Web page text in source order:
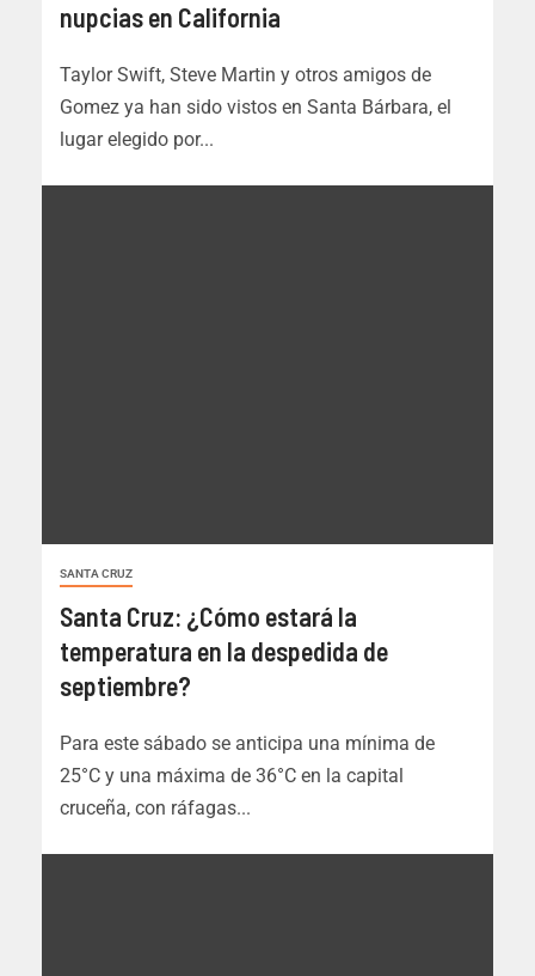
nupcias en California
Taylor Swift, Steve Martin y otros amigos de
Gomez ya han sido vistos en Santa Bárbara, el
lugar elegido por...
SANTA CRUZ
Santa Cruz: ¿Cómo estará la
temperatura en la despedida de
septiembre?
Para este sábado se anticipa una mínima de
25°C y una máxima de 36°C en la capital
cruceña, con ráfagas...